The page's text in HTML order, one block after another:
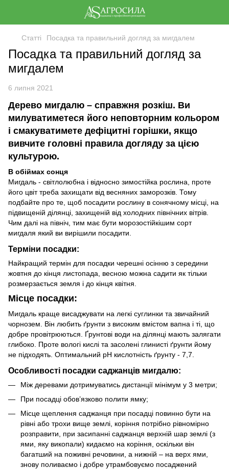
Статті Посадка та правильний догляд за мигдалем
Посадка та правильний догляд за
мигдалем
6 липня 2021
Дерево мигдалю – справжня розкіш. Ви
милуватиметеся його неповторним кольором
і смакуватимете дефіцитні горішки, якщо
вивчите головні правила догляду за цією
культурою.
В обіймах сонця
Мигдаль - світлолюбна і відносно зимостійка рослина, проте
його цвіт треба захищати від весняних заморозків. Тому
подбайте про те, щоб посадити рослину в сонячному місці, на
підвищеній ділянці, захищеній від холодних північних вітрів.
Чим далі на північ, тим має бути морозостійкішим сорт
мигдаля який ви вирішили посадити.
Терміни посадки:
Найкращий термін для посадки черешні осінню з середини
жовтня до кінця листопада, весною можна садити як тільки
розмерзається земля і до кінця квітня.
Місце посадки:
Мигдаль краще висаджувати на легкі суглинки та звичайний
чорнозем. Він любить ґрунти з високим вмістом вапна і ті, що
добре провітрюються. Ґрунтові води на ділянці мають залягати
глибоко. Проте вологі кислі та засолені глинисті ґрунти йому
не підходять. Оптимальний pH кислотність ґрунту - 7,7.
Особливості посадки саджанців мигдалю:
Між деревами дотримуватись дистанції мінімум у 3 метри;
При посадці обов’язково полити ямку;
Місце щеплення саджанця при посадці повинно бути на
рівні або трохи вище землі, коріння потрібно рівномірно
розправити, при засипанні саджанця верхній шар землі (з
ями, яку викопали) кидаємо на коріння, оскільки він
багатший на поживні речовини, а нижній – на верх ями,
знову поливаємо і добре утрамбовуємо посаджений